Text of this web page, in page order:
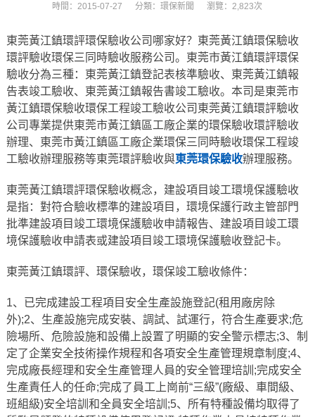
時間：2015-07-27 分類：環保新聞 瀏覽：2,823次
東莞黃江鎮環評環保驗收公司哪家好？東莞黃江鎮環保驗收
環評驗收環保三同時驗收服務公司。東莞市黃江鎮環評環保
驗收分為三種：東莞黃江鎮登記表核準驗收、東莞黃江鎮報
告表竣工驗收、東莞黃江鎮報告書竣工驗收。本司是東莞市
黃江鎮環保驗收環保工程竣工驗收公司東莞黃江鎮環評驗收
公司專業提供東莞市黃江鎮區工廠企業的環保驗收環評驗收
辦理、東莞市黃江鎮區工廠企業環保三同時驗收環保工程竣
工驗收辦理服務等東莞環評驗收與東莞環保驗收辦理服務。
東莞黃江鎮環評環保驗收概念，建設項目竣工環境保護驗收
是指：對符合驗收標準的建設項目，環境保護行政主管部門
批準建設項目竣工環境保護驗收申請報告、建設項目竣工環
境保護驗收申請表或建設項目竣工環境保護驗收登記卡。
東莞黃江鎮環評、環保驗收，環保竣工驗收條件：
1、已完成建設工程項目安全生產設施登記(租用廠房除
外);2、生產設施完成安裝、調試、試運行，符合生產要求;危
險場所、危險設施和設備上設置了明顯的安全警示標志;3、制
定了企業安全技術操作規程和各項安全生產管理規章制度;4、
完成廠長經理和安全生產管理人員的安全管理培訓;完成安全
生產責任人的任命;完成了員工上崗前“三級”(廠級、車間級、
班組級)安全培訓和全員安全培訓;5、所有特種設備均取得了